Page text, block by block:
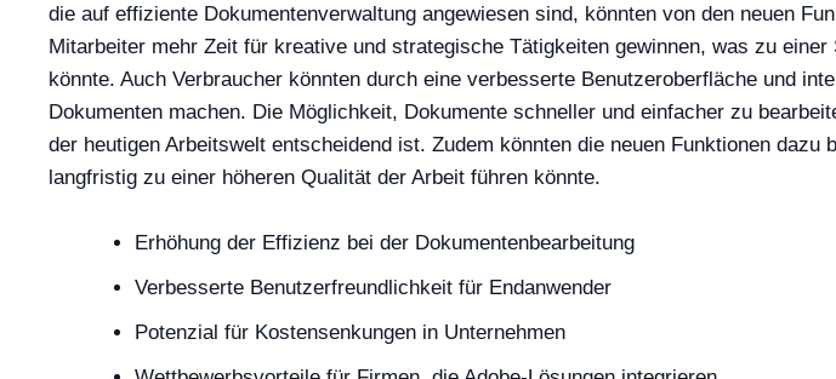
die auf effiziente Dokumentenverwaltung angewiesen sind, könnten von den neuen
Mitarbeiter mehr Zeit für kreative und strategische Tätigkeiten gewinnen, was zu
könnte. Auch Verbraucher könnten durch eine verbesserte Benutzeroberfläche und
Dokumenten machen. Die Möglichkeit, Dokumente schneller und einfacher zu
der heutigen Arbeitswelt entscheidend ist. Zudem könnten die neuen Funktionen
langfristig zu einer höheren Qualität der Arbeit führen könnte.
Erhöhung der Effizienz bei der Dokumentenbearbeitung
Verbesserte Benutzerfreundlichkeit für Endanwender
Potenzial für Kostensenkungen in Unternehmen